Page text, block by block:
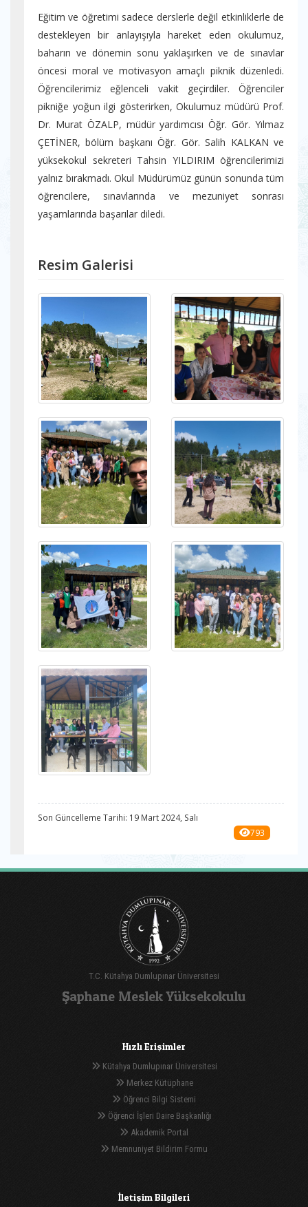
Eğitim ve öğretimi sadece derslerle değil etkinliklerle de
destekleyen bir anlayışıyla hareket eden okulumuz,
baharın ve dönemin sonu yaklaşırken ve de sınavlar
öncesi moral ve motivasyon amaçlı piknik düzenledi.
Öğrencilerimiz eğlenceli vakit geçirdiler. Öğrenciler
pikniğe yoğun ilgi gösterirken, Okulumuz müdürü Prof.
Dr. Murat ÖZALP, müdür yardımcısı Öğr. Gör. Yılmaz
ÇETİNER, bölüm başkanı Öğr. Gör. Salih KALKAN ve
yüksekokul sekreteri Tahsin YILDIRIM öğrencilerimizi
yalnız bırakmadı. Okul Müdürümüz günün sonunda tüm
öğrencilere, sınavlarında ve mezuniyet sonrası
yaşamlarında başarılar diledi.
Resim Galerisi
Son Güncelleme Tarihi: 19 Mart 2024, Salı
793
T.C. Kütahya Dumlupınar Üniversitesi
Şaphane Meslek Yüksekokulu
Hızlı Erişimler
Kütahya Dumlupınar Üniversitesi
Merkez Kütüphane
Öğrenci Bilgi Sistemi
Öğrenci İşleri Daire Başkanlığı
Akademik Portal
Memnuniyet Bildirim Formu
İletişim Bilgileri